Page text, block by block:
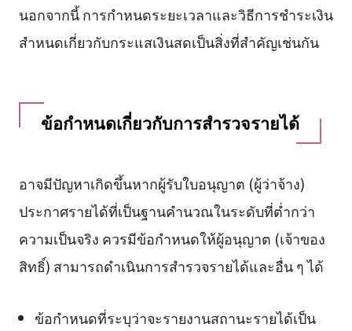
นอกจากนี้ การกำหนดระยะเวลาและวิธีการชำระเงิน
สำหนดเกี่ยวกับกระแสเงินสดเป็นสิ่งที่สำคัญเช่นกัน
ข้อกำหนดเกี่ยวกับการสำรวจรายได้
อาจมีปัญหาเกิดขึ้นหากผู้รับใบอนุญาต (ผู้ว่าจ้าง)
ประกาศรายได้ที่เป็นฐานคำนวณในระดับที่ต่ำกว่า
ความเป็นจริง ควรมีข้อกำหนดให้ผู้อนุญาต (เจ้าของ
สิทธิ์) สามารถดำเนินการสำรวจรายได้และอื่น ๆ ได้
ข้อกำหนดที่ระบุว่าจะรายงานสถานะรายได้เป็น